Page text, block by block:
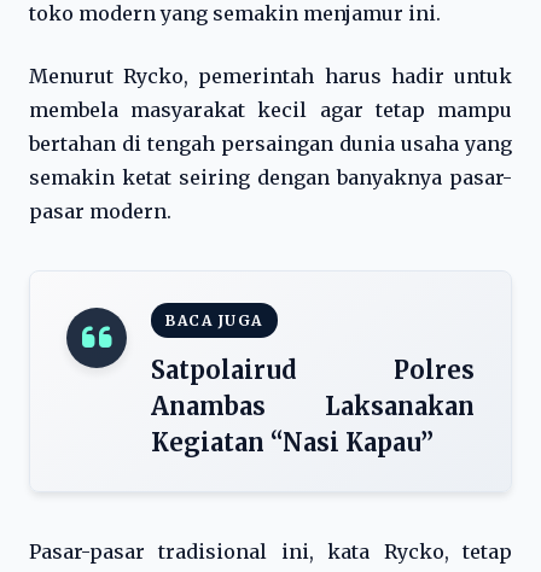
toko modern yang semakin menjamur ini.
Menurut Rycko, pemerintah harus hadir untuk
membela masyarakat kecil agar tetap mampu
bertahan di tengah persaingan dunia usaha yang
semakin ketat seiring dengan banyaknya pasar-
pasar modern.
BACA JUGA
Satpolairud Polres
Anambas Laksanakan
Kegiatan “Nasi Kapau”
Pasar-pasar tradisional ini, kata Rycko, tetap